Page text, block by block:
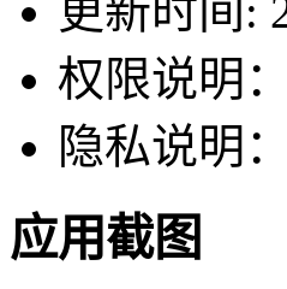
更新时间:
权限说明：
隐私说明：
应用截图